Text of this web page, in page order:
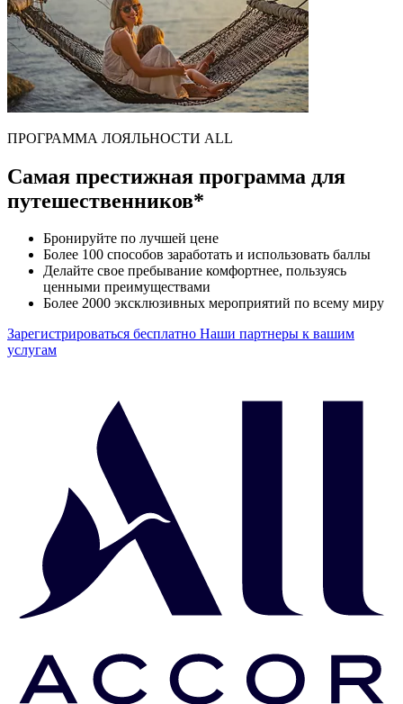
ПРОГРАММА ЛОЯЛЬНОСТИ ALL
Самая престижная программа для
путешественников*
Бронируйте по лучшей цене
Более 100 способов заработать и использовать баллы
Делайте свое пребывание комфортнее, пользуясь
ценными преимуществами
Более 2000 эксклюзивных мероприятий по всему миру
Зарегистрироваться бесплатно Наши партнеры к вашим
услугам